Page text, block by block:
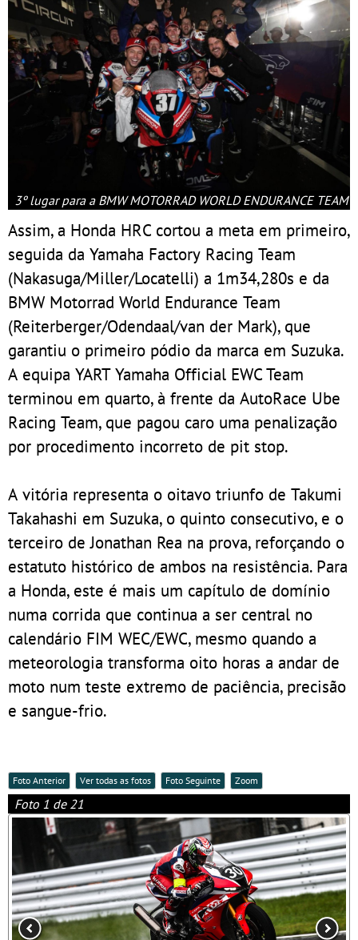
3º lugar para a BMW MOTORRAD WORLD ENDURANCE TEAM
Assim, a Honda HRC cortou a meta em primeiro,
seguida da Yamaha Factory Racing Team
(Nakasuga/Miller/Locatelli) a 1m34,280s e da
BMW Motorrad World Endurance Team
(Reiterberger/Odendaal/van der Mark), que
garantiu o primeiro pódio da marca em Suzuka.
A equipa YART Yamaha Official EWC Team
terminou em quarto, à frente da AutoRace Ube
Racing Team, que pagou caro uma penalização
por procedimento incorreto de pit stop.
A vitória representa o oitavo triunfo de Takumi
Takahashi em Suzuka, o quinto consecutivo, e o
terceiro de Jonathan Rea na prova, reforçando o
estatuto histórico de ambos na resistência. Para
a Honda, este é mais um capítulo de domínio
numa corrida que continua a ser central no
calendário FIM WEC/EWC, mesmo quando a
meteorologia transforma oito horas a andar de
moto num teste extremo de paciência, precisão
e sangue-frio.
Foto Anterior Ver todas as fotos Foto Seguinte Zoom
Foto 1 de 21